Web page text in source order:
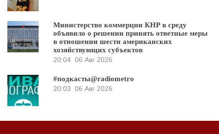
Министерство коммерции КНР в среду
объявило о решении принять ответные меры
в отношении шести американских
хозяйствующих субъектов
20:04 06 Авг 2026
#подкасты@radiometro
20:03 06 Авг 2026